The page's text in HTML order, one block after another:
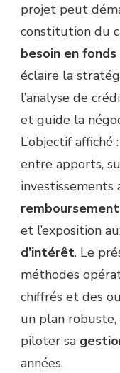
projet peut
constitution du
besoin en
éclaire la
l’analyse de
et guide la
L’objectif
entre apports,
investissements
remboursement
et l’exposition
d’intérêt. Le
méthodes
chiffrés et des
un plan
piloter sa
années.